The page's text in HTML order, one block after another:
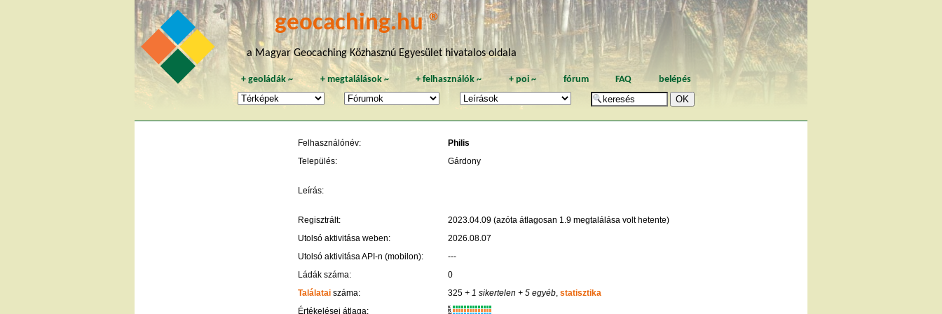
geocaching.hu ®
a Magyar Geocaching Közhasznú Egyesület hivatalos oldala
+geoládák ~ + megtalálások~ +felhasználók ~ + poi~ fórum FAQ belépés
Felhasználónév:
Philis
Település:
Gárdony
Leírás:
Regisztrált:
2023.04.09 (azóta átlagosan 1.9 megtalálása volt hetente)
Utolsó aktivitása weben:
2026.08.07
Utolsó aktivitása API-n (mobilon):
---
Ládák száma:
0
Találatai száma: 325+ 1 sikertelen + 5 egyéb, statisztika
Értékelései átlaga:
K
R